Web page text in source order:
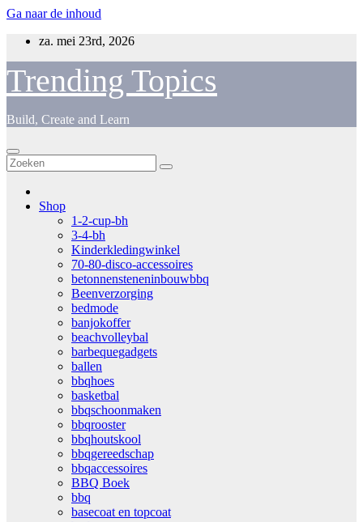
Ga naar de inhoud
za. mei 23rd, 2026
Trending Topics
Build, Create and Learn
Shop
1-2-cup-bh
3-4-bh
Kinderkledingwinkel
70-80-disco-accessoires
betonnensteneninbouwbbq
Beenverzorging
bedmode
banjokoffer
beachvolleybal
barbequegadgets
ballen
bbqhoes
basketbal
bbqschoonmaken
bbqrooster
bbqhoutskool
bbqgereedschap
bbqaccessoires
BBQ Boek
bbq
basecoat en topcoat